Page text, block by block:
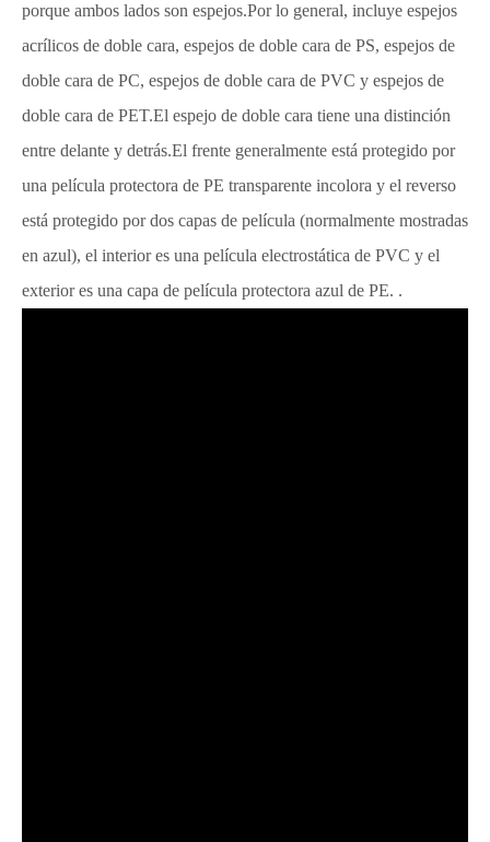
porque ambos lados son espejos.Por lo general, incluye espejos
acrílicos de doble cara, espejos de doble cara de PS, espejos de
doble cara de PC, espejos de doble cara de PVC y espejos de
doble cara de PET.El espejo de doble cara tiene una distinción
entre delante y detrás.El frente generalmente está protegido por
una película protectora de PE transparente incolora y el reverso
está protegido por dos capas de película (normalmente mostradas
en azul), el interior es una película electrostática de PVC y el
exterior es una capa de película protectora azul de PE. .